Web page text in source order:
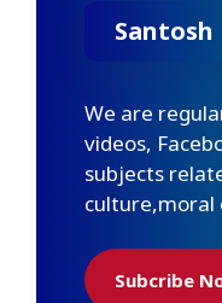
Santosh
We are
videos,
subjects
culture,moral
Subcribe